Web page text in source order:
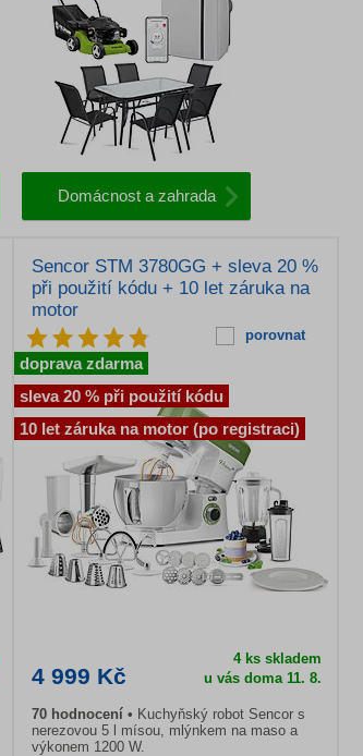
Domácnost a zahrada
Sencor STM 3780GG + sleva 20 %
při použití kódu + 10 let záruka na
motor
porovnat
4 999 Kč
4 ks skladem
u vás doma 11. 8.
70 hodnocení
Kuchyňský robot Sencor s
nerezovou 5 l mísou, mlýnkem na maso a
výkonem 1200 W.
doprava zdarma
sleva 20 % při použití kódu
10 let záruka na motor (po registraci)